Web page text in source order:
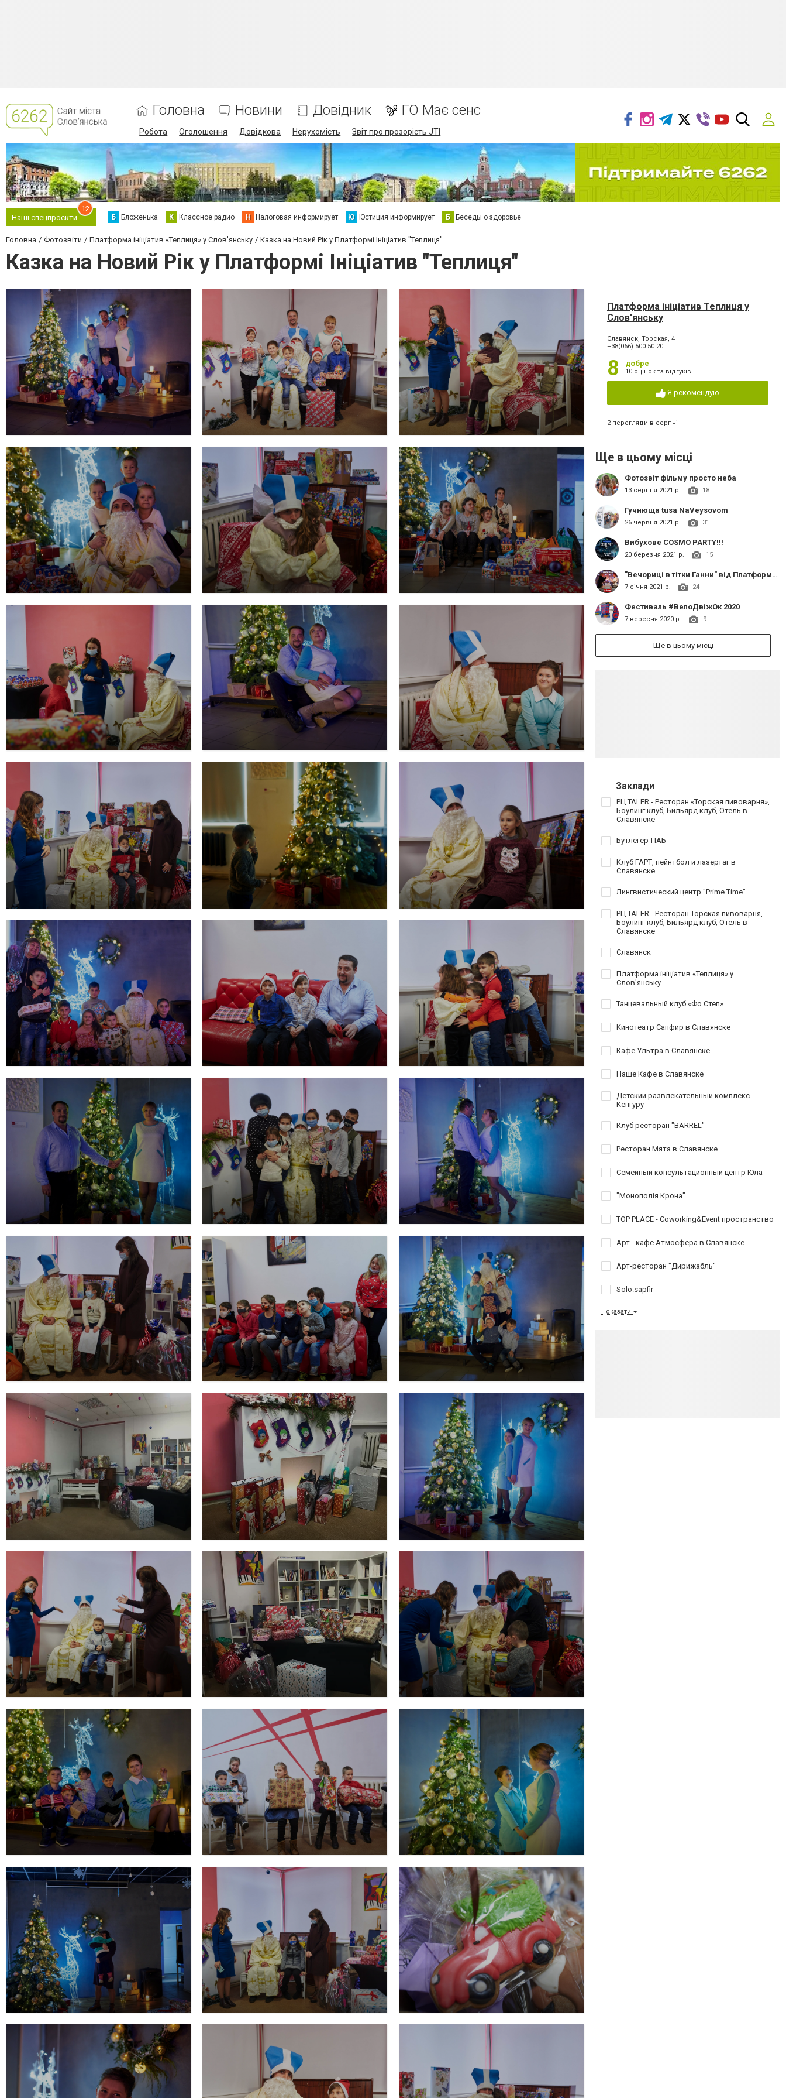
Головна Новини Довідник ГО Має сенс
Робота Оголошення Довідкова Нерухомість Звіт про прозорість JTI
Наші спецпроєкти
12
Б Бложенька К Классное радио Н Налоговая информирует Ю Юстиция информирует Б Беседы о здоровье
Головна Фотозвіти Платформа ініціатив «Теплиця» у Слов'янську Казка на Новий Рік у Платформі Ініціатив "Теплиця"
Казка на Новий Рік у Платформі Ініціатив "Теплиця"
Платформа ініціатив Теплиця у
Слов'янську
Славянск, Торская, 4
+38(066) 500 50 20
8 добре
10 оцінок та відгуків
Я рекомендую
2 перегляди в серпні
Ще в цьому місці
Фотозвіт фільму просто неба
13 серпня 2021 р. 18
Гучнюща tusa NaVeysovom
26 червня 2021 р. 31
Вибухове COSMO PARTY!!!
20 березня 2021 р. 15
"Вечориці в тітки Ганни" від Платформи Ініціатив "Теплиця"
7 січня 2021 р. 24
Фестиваль #ВелоДвіжОк 2020
7 вересня 2020 р. 9
Ще в цьому місці
Заклади
РЦ TALER - Ресторан «Торская пивоварня»,
Боулинг клуб, Бильярд клуб, Отель в
Славянске
Бутлегер-ПАБ
Клуб ГАРТ, пейнтбол и лазертаг в
Славянске
Лингвистический центр "Prime Time"
РЦ TALER - Ресторан Торская пивоварня,
Боулинг клуб, Бильярд клуб, Отель в
Славянске
Славянск
Платформа ініціатив «Теплиця» у
Слов'янську
Танцевальный клуб «Фо Степ»
Кинотеатр Сапфир в Славянске
Кафе Ультра в Славянске
Наше Кафе в Славянске
Детский развлекательный комплекс
Кенгуру
Клуб ресторан "BARREL"
Ресторан Мята в Славянске
Семейный консультационный центр Юла
"Монополія Крона"
TOP PLACE - Coworking&Event пространство
Арт - кафе Атмосфера в Славянске
Арт-ресторан "Дирижабль"
Solo.sapfir
Показати